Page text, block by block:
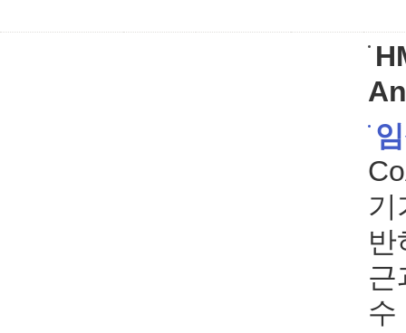
기
반
근
수